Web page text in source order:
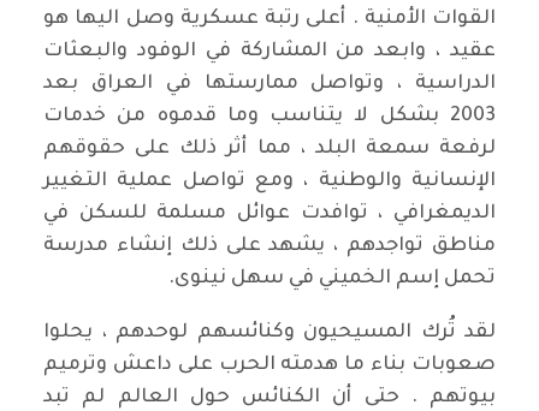
القوات الأمنية . أعلى رتبة عسكرية وصل اليها هو
عقيد ، وابعد من المشاركة في الوفود والبعثات
الدراسية ، وتواصل ممارستها في العراق بعد
2003 بشكل لا يتناسب وما قدموه من خدمات
لرفعة سمعة البلد ، مما أثر ذلك على حقوقهم
الإنسانية والوطنية ، ومع تواصل عملية التغيير
الديمغرافي ، توافدت عوائل مسلمة للسكن في
مناطق تواجدهم ، يشهد على ذلك إنشاء مدرسة
تحمل إسم الخميني في سهل نينوى.
لقد تُرك المسيحيون وكنائسهم لوحدهم ، يحلوا
صعوبات بناء ما هدمته الحرب على داعش وترميم
بيوتهم . حتى أن الكنائس حول العالم لم تبد